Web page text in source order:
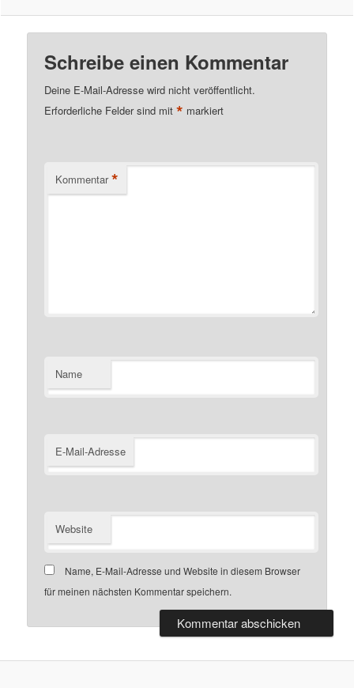
Schreibe einen Kommentar
Deine E-Mail-Adresse wird nicht veröffentlicht.
Erforderliche Felder sind mit* markiert
Kommentar *
Name
E-Mail-Adresse
Website
Name, E-Mail-Adresse und Website in diesem Browser
für meinen nächsten Kommentar speichern.